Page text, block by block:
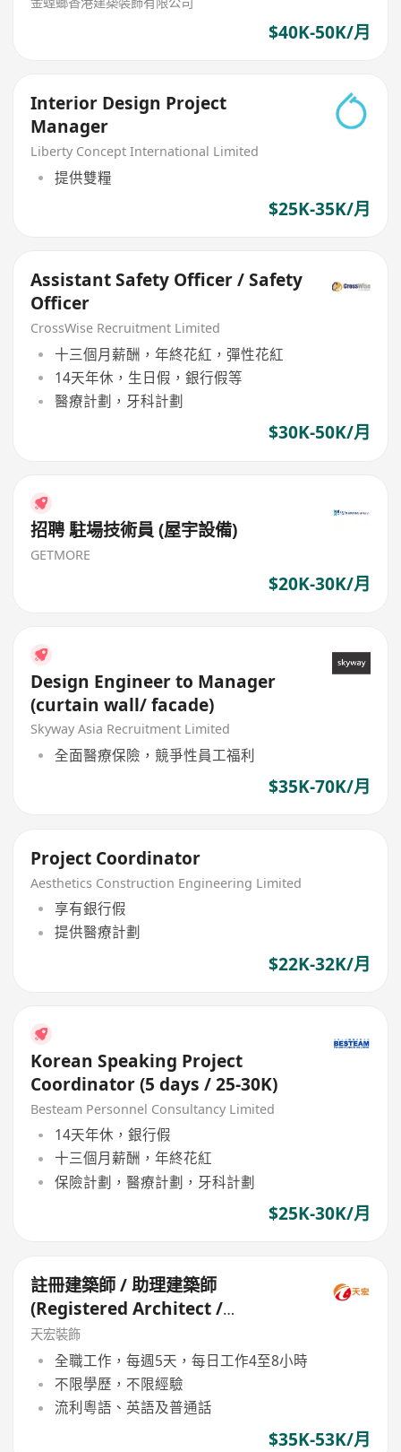
$40K-50K/月
Interior Design Project
Manager
Liberty Concept International Limited
提供雙糧
$25K-35K/月
Assistant Safety Officer / Safety
Officer
CrossWise Recruitment Limited
十三個月薪酬，年終花紅，彈性花紅
14天年休，生日假，銀行假等
醫療計劃，牙科計劃
$30K-50K/月
招聘 駐場技術員 (屋宇設備)
GETMORE
$20K-30K/月
Design Engineer to Manager
(curtain wall/ facade)
Skyway Asia Recruitment Limited
全面醫療保險，競爭性員工福利
$35K-70K/月
Project Coordinator
Aesthetics Construction Engineering Limited
享有銀行假
提供醫療計劃
$22K-32K/月
Korean Speaking Project
Coordinator (5 days / 25-30K)
Besteam Personnel Consultancy Limited
14天年休，銀行假
十三個月薪酬，年終花紅
保險計劃，醫療計劃，牙科計劃
$25K-30K/月
註冊建築師 / 助理建築師
(Registered Architect /
Assistant Architect)
天宏裝飾
全職工作，每週5天，每日工作4至8小時
不限學歷，不限經驗
流利粵語、英語及普通話
$35K-53K/月